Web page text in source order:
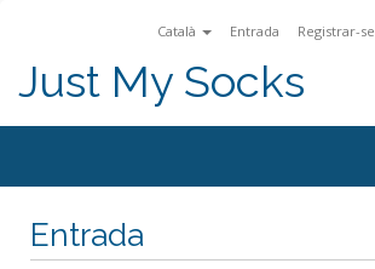
Català Entrada Registrar-se
Just My Socks
Entrada